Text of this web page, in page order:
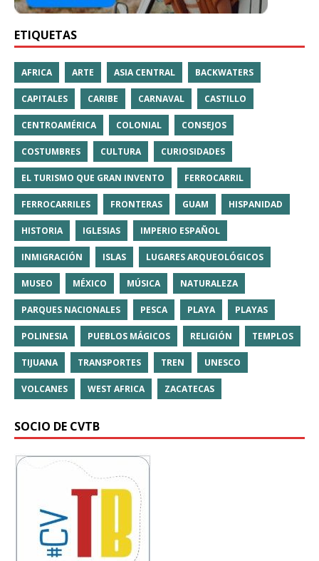
ETIQUETAS
AFRICA ARTE ASIA CENTRAL BACKWATERS
CAPITALES CARIBE CARNAVAL CASTILLO
CENTROAMÉRICA COLONIAL CONSEJOS
COSTUMBRES CULTURA CURIOSIDADES
EL TURISMO QUE GRAN INVENTO FERROCARRIL
FERROCARRILES FRONTERAS GUAM HISPANIDAD
HISTORIA IGLESIAS IMPERIO ESPAÑOL
INMIGRACIÓN ISLAS LUGARES ARQUEOLÓGICOS
MUSEO MÉXICO MÚSICA NATURALEZA
PARQUES NACIONALES PESCA PLAYA PLAYAS
POLINESIA PUEBLOS MÁGICOS RELIGIÓN TEMPLOS
TIJUANA TRANSPORTES TREN UNESCO
VOLCANES WEST AFRICA ZACATECAS
SOCIO DE CVTB